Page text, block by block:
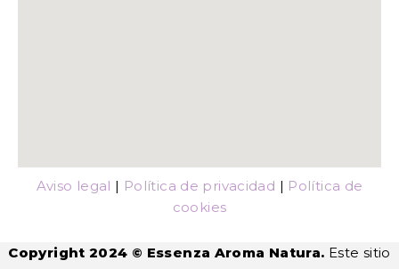
Aviso legal | Política de privacidad | Política de
cookies
Copyright 2024 © Essenza Aroma Natura. Este sitio